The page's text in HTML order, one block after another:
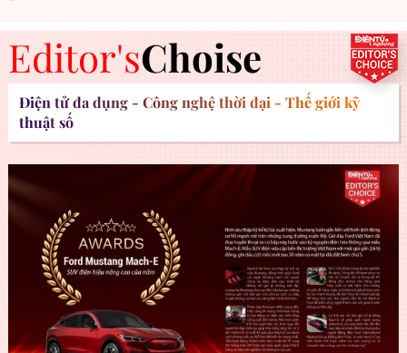
Editor'sChoise
Điện tử đa dụng - Công nghệ thời đại - Thế giới kỹ
thuật số